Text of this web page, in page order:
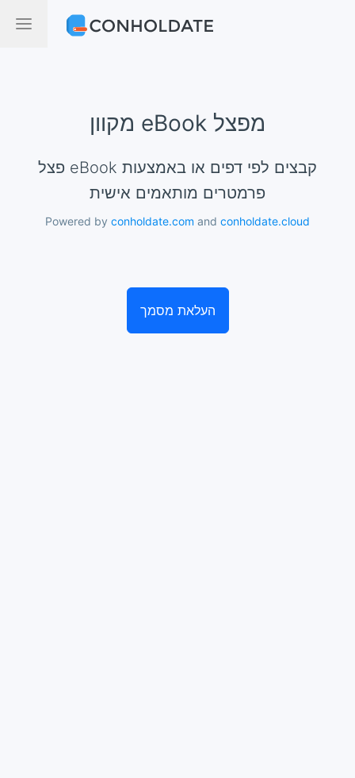
מקוון eBook מפצל
פצל eBook קבצים לפי דפים או באמצעות
פרמטרים מותאמים אישית
Powered by conholdate.com and conholdate.cloud
העלאת מסמך